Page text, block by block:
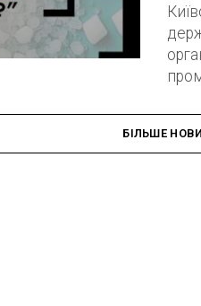
БІЛЬШЕ